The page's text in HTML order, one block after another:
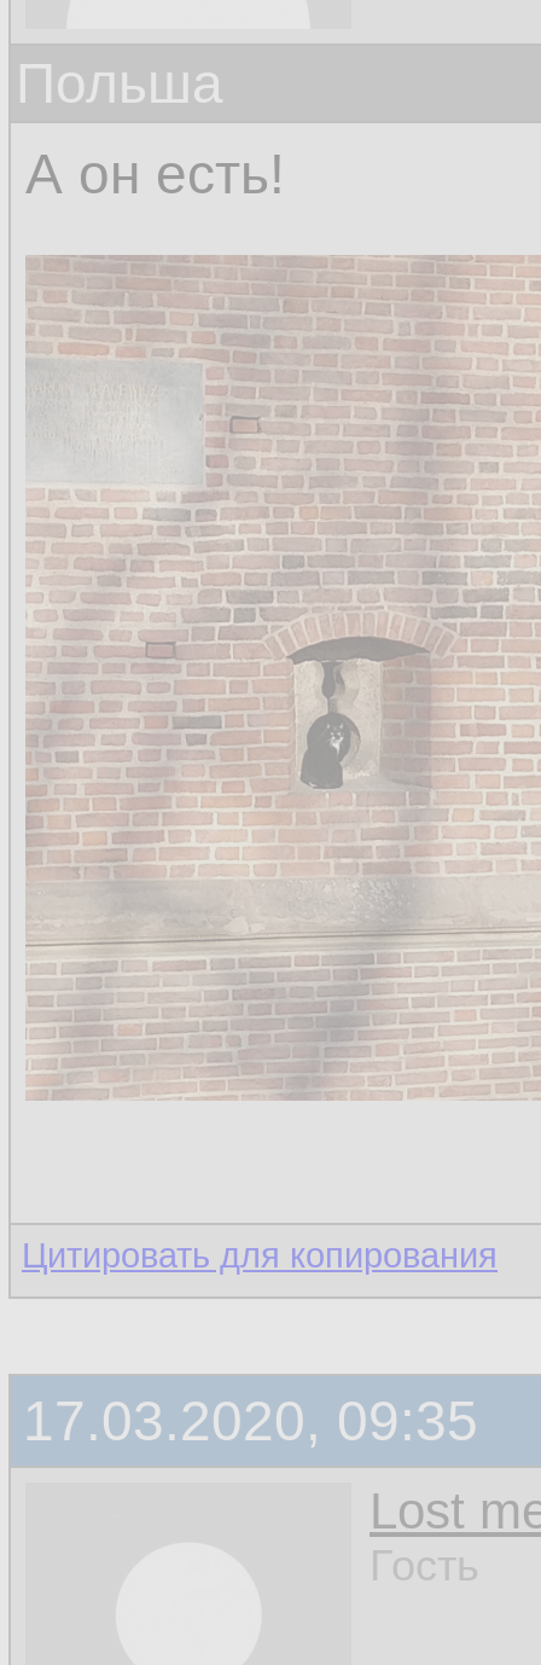
Польша
А он есть!
Цитировать для копирования
17.03.2020, 09:35
Lost
Гость